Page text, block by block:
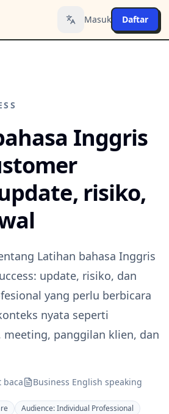
Toggle language
Masuk Daftar
Inggris
risiko,
Latihan bahasa Inggris
update, risiko, dan
yang perlu berbicara
nyata seperti
meeting, panggilan klien, dan
baca Business English speaking
Audience:Individual Professional